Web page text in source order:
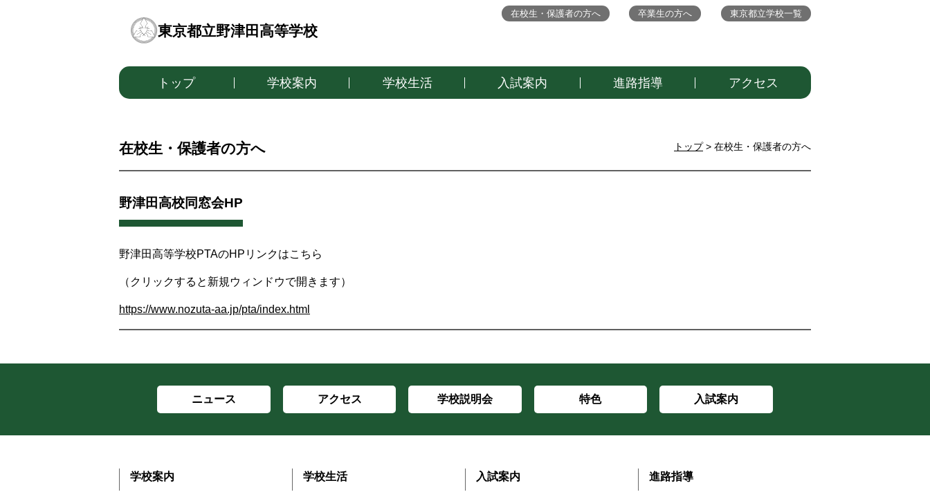
東京都立野津田高等学校
トップ 学校案内 学校生活 入試案内 進路指導 アクセス
在校生・保護者の方へ 卒業生の方へ 東京都立学校一覧
トップ> 在校生・保護者の方へ
在校生・保護者の方へ
野津田高校同窓会HP
野津田高等学校PTAのHPリンクはこちら
（クリックすると新規ウィンドウで開きます）
https://www.nozuta-aa.jp/pta/index.html
ニュース アクセス 学校説明会 特色 入試案内
学校案内
学校生活
入試案内
進路指導